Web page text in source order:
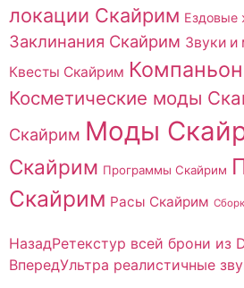
локации Скайрим Ездовые
Заклинания Скайрим Звуки
Квесты Скайрим
Косметические моды
Скайрим Моды
Скайрим Программы Скайрим
Скайрим Расы Скайрим
НазадРетекстур всей брони из
ВпередУльтра реалистичные